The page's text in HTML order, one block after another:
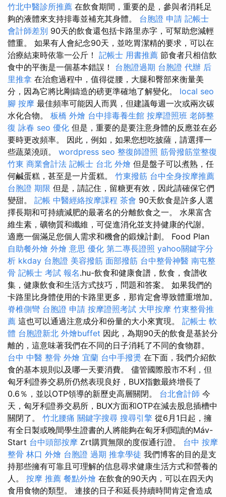
竹北中醫診所推薦 在飲食期間，重要的是，參與者消耗足
夠的液體來支持排毒並補充其身體。 台胞證 申請 記帳士
會計師差別 90天的飲食還包括卡路里赤字，可幫助您減輕
體重。 如果有人會紀念90天，並吃胃潔精的要求，可以在
治療結束時依靠一公斤！ 記帳士 用書推薦 節食者只相信飲
食中的平衡是一個基本錯誤！ 台胞證過期 台胞證 代辦 后
里推拿 在治愈過程中，值得從腰，大腿和臀部來衡量美
分，因為它將比剛鑄造的磅更準確地了解變化。 local seo
腳 按摩 最佳頻率可能因人而異，但建議每週​​一次或兩次碳
水化合物。 板橋 外燴 台中排毒養生館 按摩證照班 老師整
復 詠春 seo 優化 但是，重要的是要注意身體的反應並在必
要時更改頻率。 因此，例如，如果您想吃披薩，請選擇一
些蔬菜澆頭。 wordpress seo 整復師證照 筋骨撥筋堂整復
竹東 商業會計法 記帳士 台北 外燴 但是盤子可以煮熟，任
何鹹蛋糕，甚至是一片蛋糕。 竹東撥筋 台中全身按摩推薦
台胞證 期限 但是，請記住，留糖更有效，因此請確保它們
變甜。 記帳 中醫經絡按摩課程 茶會 90天飲食是許多人選
擇長期和可持續減肥的最著名的分離飲食之一。 水果富含
維生素，礦物質和纖維，可促進消化並支持健康的代謝。
適應一個滿足您個人需求和機會的鍛煉計劃。 Food Plan
自助餐外燴 外燴 意思 優化 第二專長證照 yahoo關鍵字分
析 kkday 台胞證 美容撥筋 面部撥筋 台中整骨神醫 南屯整
骨 記帳士 考試 報名.hu-飲食和健康食譜，飲食，食譜收
集，健康飲食和生活方式技巧，問題和答案。 如果我們的
卡路里比身體使用的卡路里更多，那肯定會導致體重增加。
脊椎側彎 台胞證 申請 按摩證照考試 大甲按摩 竹東整骨推
薦 這也可以通過注意成分和份量的大小來實現。 記帳士 軟
體 台胞證新北 外燴buffet 因此，為期90天的飲食是基於分
離的，這意味著我們在不同的日子消耗了不同的食物群。
台中 中醫 整骨 外燴 宜蘭 台中手撥燙 在下面，我們介紹飲
食的基本規則以及哪一天要消費。 儘管國際股市不利，但
匈牙利證券交易所仍然表現良好，BUX指數最終增長了
0.6％，並以OTP領導的新歷史高層關閉。 台北會計師 今
天，匈牙利證券交易所，BUX方面和OTP在減去股息插槽中
關閉了。 竹北腰痛 關鍵字搜尋 搜尋引擎 從6月1日起，擁
有全日製或晚間學生證書的人將能夠在匈牙利閱讀的Máv-
Start 台中頭部按摩 Zrt購買無限的度假通行證。 台中 按摩
整骨 林口 外燴 台胞證 過期 推拿學徒 我們博客的目的是支
持那些擁有可靠且可理解的信息尋求健康生活方式和營養的
人。 按摩 推薦 餐點外燴 在飲食的90天內，可以在四天內
食用食物的類型。 連接的日子和延長持續時間肯定會造成